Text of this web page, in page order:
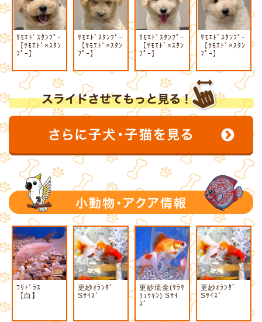
ｻﾓｴﾄﾞｽﾀﾝﾌﾟｰ
【ｻﾓｴﾄﾞ×ｽﾀﾝ
ﾌﾟｰ】
ｻﾓｴﾄﾞｽﾀﾝﾌﾟｰ
【ｻﾓｴﾄﾞ×ｽﾀﾝ
ﾌﾟｰ】
ｻﾓｴﾄﾞｽﾀﾝﾌﾟｰ
【ｻﾓｴﾄﾞ×ｽﾀﾝ
ﾌﾟｰ】
ｻﾓｴﾄﾞｽﾀﾝﾌﾟｰ
【ｻﾓｴﾄﾞ×ｽﾀﾝ
ﾌﾟｰ】
ｺﾘﾄﾞﾗｽ
【白】
更紗ｵﾗﾝﾀﾞ
Sｻｲｽﾞ
更紗琉金(ｻﾗｻ
ﾘｭｳｷﾝ) Sｻｲ
ｽﾞ
更紗ｵﾗﾝﾀﾞ
Sｻｲｽﾞ